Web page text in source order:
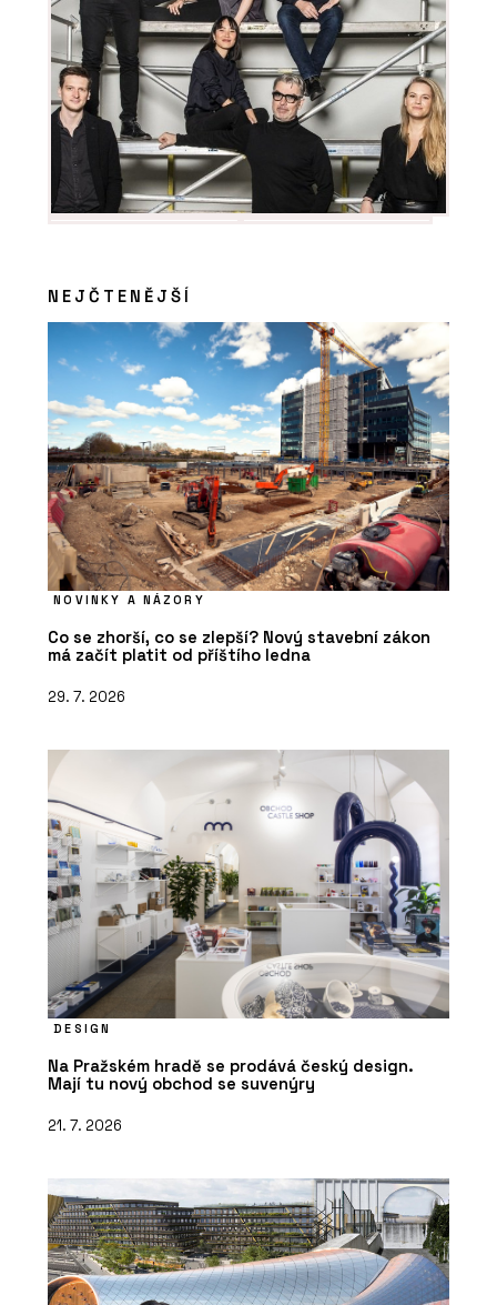
PRODUKTY
Židle Bombshell - Urbania
PRODUKTY
Koš Daku - Urbania
NEJČTENĚJŠÍ
NOVINKY A NÁZORY
Co se zhorší, co se zlepší? Nový stavební zákon
má začít platit od příštího ledna
29. 7. 2026
DESIGN
Na Pražském hradě se prodává český design.
Mají tu nový obchod se suvenýry
21. 7. 2026